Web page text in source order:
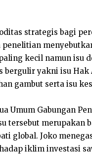
strategis bagi
penelitian
kecil namun isu
bergulir yakni isu
gambut serta isu
Umum Gabungan
tersebut merupakan
global. Joko
iklim investasi